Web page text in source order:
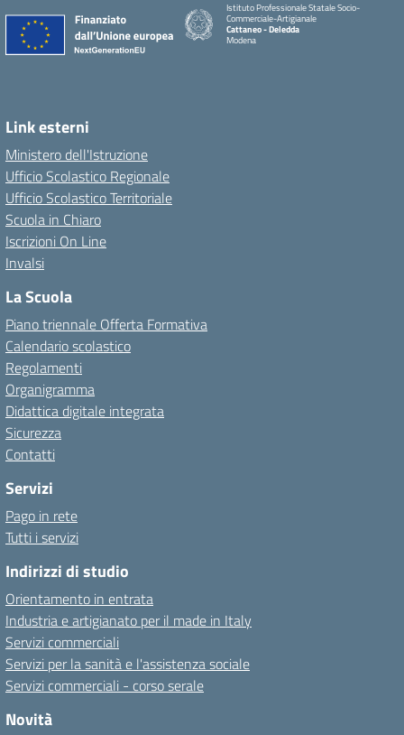
Istituto Professionale Statale Socio-
Commerciale-Artigianale
Cattaneo - Deledda
Modena
Link esterni
Ministero dell'Istruzione
Ufficio Scolastico Regionale
Ufficio Scolastico Territoriale
Scuola in Chiaro
Iscrizioni On Line
Invalsi
La Scuola
Piano triennale Offerta Formativa
Calendario scolastico
Regolamenti
Organigramma
Didattica digitale integrata
Sicurezza
Contatti
Servizi
Pago in rete
Tutti i servizi
Indirizzi di studio
Orientamento in entrata
Industria e artigianato per il made in Italy
Servizi commerciali
Servizi per la sanità e l'assistenza sociale
Servizi commerciali - corso serale
Novità